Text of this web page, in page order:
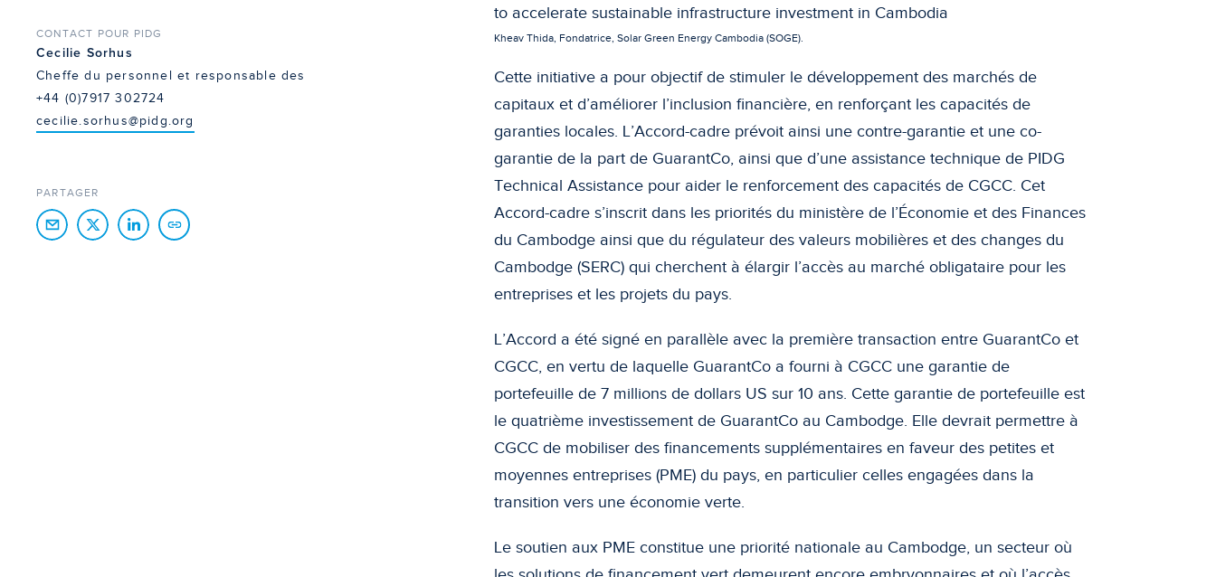
CONTACT POUR PIDG
Cecilie Sorhus
Cheffe du personnel et responsable des
+44 (0)7917 302724
cecilie.sorhus@pidg.org
PARTAGER
Kheav Thida, Fondatrice, Solar Green Energy Cambodia (SOGE).
Cette initiative a pour objectif de stimuler le développement des marchés de
capitaux et d’améliorer l’inclusion financière, en renforçant les capacités de
garanties locales. L’Accord-cadre prévoit ainsi une contre-garantie et une co-
garantie de la part de GuarantCo, ainsi que d’une assistance technique de PIDG
Technical Assistance pour aider le renforcement des capacités de CGCC. Cet
Accord-cadre s’inscrit dans les priorités du ministère de l’Économie et des Finances
du Cambodge ainsi que du régulateur des valeurs mobilières et des changes du
Cambodge (SERC) qui cherchent à élargir l’accès au marché obligataire pour les
entreprises et les projets du pays.
L’Accord a été signé en parallèle avec la première transaction entre GuarantCo et
CGCC, en vertu de laquelle GuarantCo a fourni à CGCC une garantie de
portefeuille de 7 millions de dollars US sur 10 ans. Cette garantie de portefeuille est
le quatrième investissement de GuarantCo au Cambodge. Elle devrait permettre à
CGCC de mobiliser des financements supplémentaires en faveur des petites et
moyennes entreprises (PME) du pays, en particulier celles engagées dans la
transition vers une économie verte.
Le soutien aux PME constitue une priorité nationale au Cambodge, un secteur où